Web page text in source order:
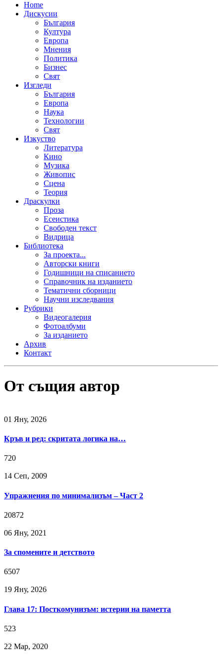
Home
Дискусии
България
Култура
Европа
Мнения
Политика
Бизнес
Свят
Изгледи
България
Европа
Наука
Технологии
Свят
Изкуство
Литература
Кино
Музика
Живопис
Сцена
Теория
Драскулки
Проза
Есеистика
Свободен текст
Видрица
Библиотека
За проекта...
Авторски книги
Годишници на списанието
Справочник на изданието
Тематични сборници
Научни изследвания
Рубрики
Видеогалерия
Фотоалбуми
За изданието
Архив
Контакт
От същия автор
01 Яну, 2026
Кръв и ред: скритата логика на…
720
14 Сeп, 2009
Упражнения по минимализъм – Част 2
20872
06 Яну, 2021
За спомените и детството
6507
19 Яну, 2026
Глава 17: Посткомунизъм: истерии на паметта
523
22 Мар, 2020